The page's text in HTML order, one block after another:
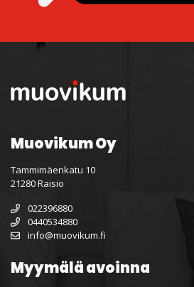
Muovikum Oy
Tammimäenkatu 10
21280 Raisio
022396880
0440534880
info@muovikum.fi
Myymälä avoinna